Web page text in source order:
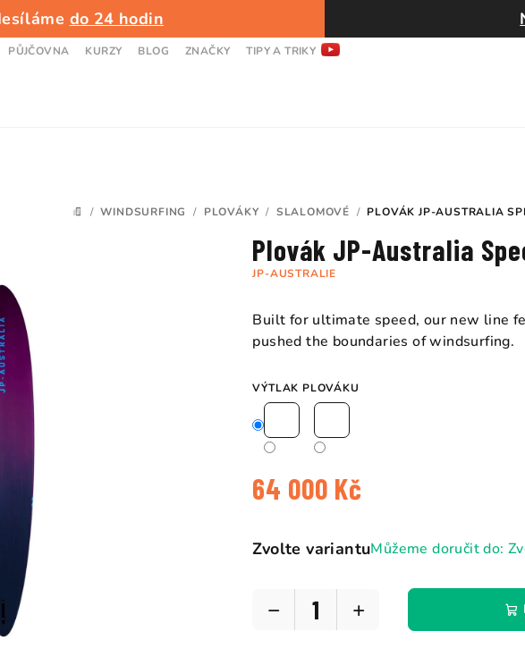
do 24 hodin
PŮJČOVNA KURZY BLOG ZNAČKY TIPY A TRIKY
DOMŮ
/ WINDSURFING / PLOVÁKY / SLALOMOVÉ / PLOVÁK JP-AUSTRALIA
JP-AUSTRALIE
Plovák JP-Australia
Built for ultimate speed, our new line
pushed the boundaries of windsurfing.
VÝTLAK PLOVÁKU
64 000 Kč
cena:
Zvolte variantuMůžeme doručit do:
+
−